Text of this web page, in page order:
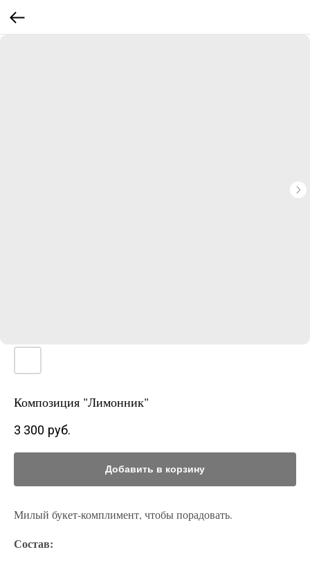
Композиция "Лимонник"
3 300 руб.
Добавить в корзину
Милый букет-комплимент, чтобы порадовать.
Состав: